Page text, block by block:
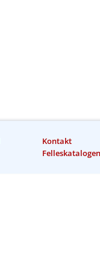
Kontakt
Felleskatalogen